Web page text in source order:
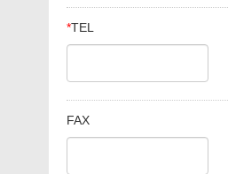
*TEL
FAX